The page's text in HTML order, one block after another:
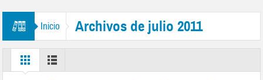
Inicio Archivos de julio 2011